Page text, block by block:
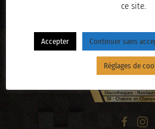
ce site.
Accepter Continuer sans
Réglages de